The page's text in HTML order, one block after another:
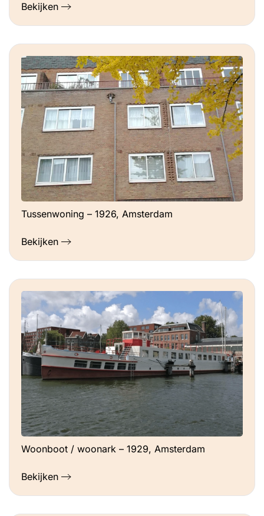
Bekijken
Tussenwoning – 1926, Amsterdam
Bekijken
Woonboot / woonark – 1929, Amsterdam
Bekijken